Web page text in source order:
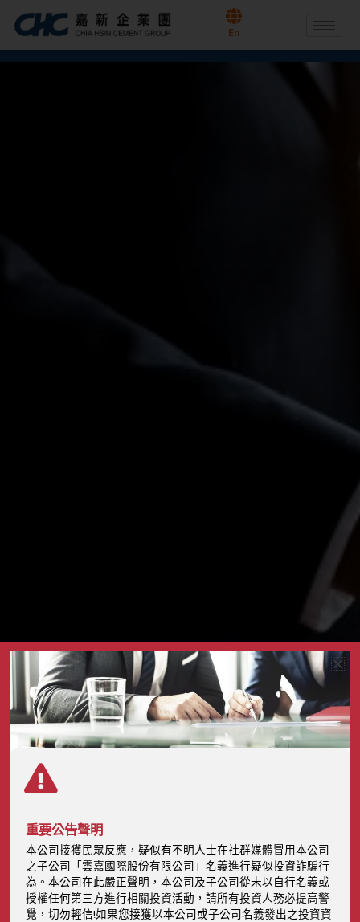
要
En
股東會
首頁 投資人專區 股東會
重要公告聲明
本公司接獲民眾反應，疑似有不明人士在社群媒體冒用本公司
之子公司「雲嘉國際股份有限公司」名義進行疑似投資詐騙行
為。本公司在此嚴正聲明，本公司及子公司從未以自行名義或
授權任何第三方進行相關投資活動，請所有投資人務必提高警
覺，切勿輕信!如果您接獲以本公司或子公司名義發出之投資資